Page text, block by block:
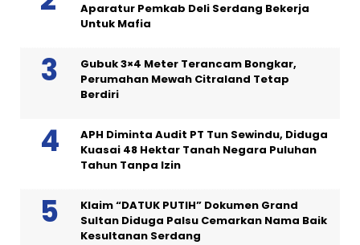
Aparatur Pemkab Deli Serdang Bekerja
Untuk Mafia
Gubuk 3×4 Meter Terancam Bongkar,
Perumahan Mewah Citraland Tetap
Berdiri
APH Diminta Audit PT Tun Sewindu, Diduga
Kuasai 48 Hektar Tanah Negara Puluhan
Tahun Tanpa Izin
Klaim “DATUK PUTIH” Dokumen Grand
Sultan Diduga Palsu Cemarkan Nama Baik
Kesultanan Serdang